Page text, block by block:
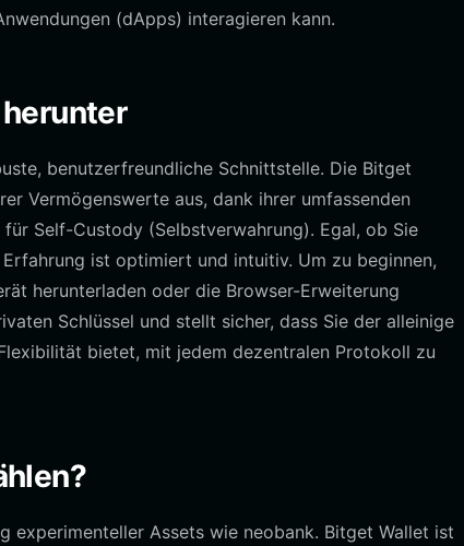
(dApps) interagieren kann.
benutzerfreundliche Schnittstelle. Die Bitget
Vermögenswerte aus, dank ihrer umfassenden
Self-Custody (Selbstverwahrung). Egal, ob Sie
ist optimiert und intuitiv. Um zu beginnen,
herunterladen oder die Browser-Erweiterung
Schlüssel und stellt sicher, dass Sie der alleinige
bietet, mit jedem dezentralen Protokoll zu
experimenteller Assets wie neobank. Bitget Wallet ist